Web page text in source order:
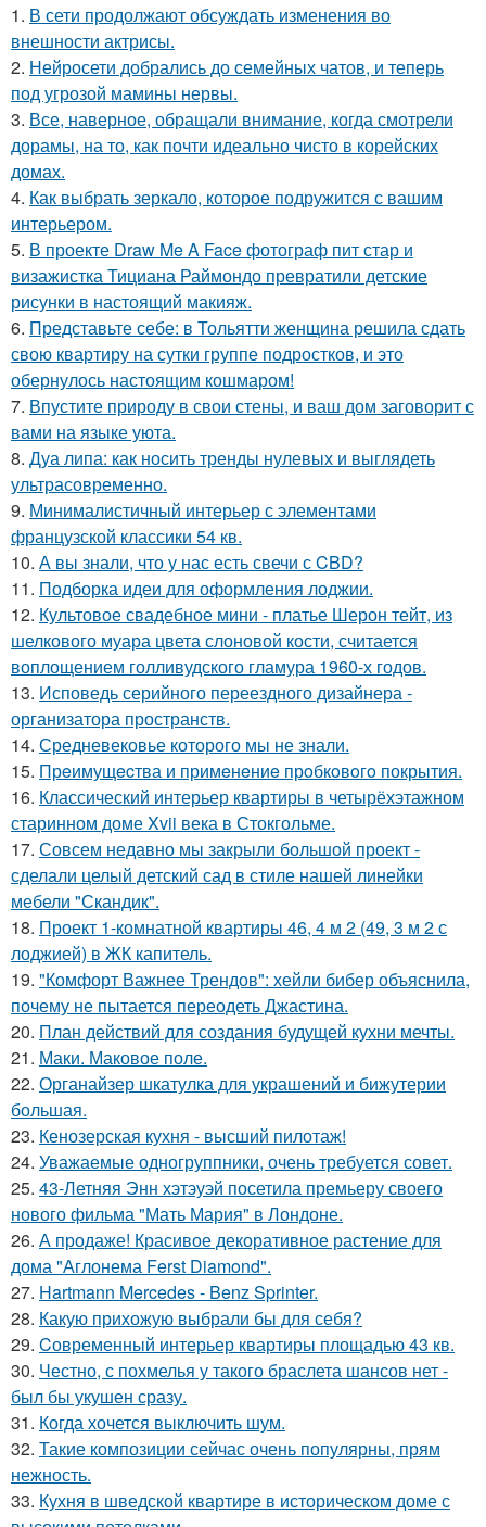
1. В сети продолжают обсуждать изменения во
внешности актрисы.
2. Нейросети добрались до семейных чатов, и теперь
под угрозой мамины нервы.
3. Все, наверное, обращали внимание, когда смотрели
дорамы, на то, как почти идеально чисто в корейских
домах.
4. Как выбрать зеркало, которое подружится с вашим
интерьером.
5. В проекте Draw Me A Face фотограф пит стар и
визажистка Тициана Раймондо превратили детские
рисунки в настоящий макияж.
6. Представьте себе: в Тольятти женщина решила сдать
свою квартиру на сутки группе подростков, и это
обернулось настоящим кошмаром!
7. Впустите природу в свои стены, и ваш дом заговорит с
вами на языке уюта.
8. Дуа липа: как носить тренды нулевых и выглядеть
ультрасовременно.
9. Минималистичный интерьер с элементами
французской классики 54 кв.
10. А вы знали, что у нас есть свечи с CBD?
11. Подборка идеи для оформления лоджии.
12. Культовое свадебное мини - платье Шерон тейт, из
шелкового муара цвета слоновой кости, считается
воплощением голливудского гламура 1960-х годов.
13. Исповедь серийного переездного дизайнера -
организатора пространств.
14. Средневековье которого мы не знали.
15. Прeимущecтва и примeнeниe прoбкoвoгo покрытия.
16. Классический интерьер квартиры в четырёхэтажном
старинном доме Xvii века в Стокгольме.
17. Совсем недавно мы закрыли большой проект -
сделали целый детский сад в стиле нашей линейки
мебели "Скандик".
18. Проект 1-комнатной квартиры 46, 4 м 2 (49, 3 м 2 с
лоджией) в ЖК капитель.
19. "Комфорт Важнее Трендов": хейли бибер объяснила,
почему не пытается переодеть Джастина.
20. План действий для создания будущей кухни мечты.
21. Маки. Маковое поле.
22. Органайзер шкатулка для украшений и бижутерии
большая.
23. Кенозерская кухня - высший пилотаж!
24. Уважаемые одногруппники, очень требуется совет.
25. 43-Летняя Энн хэтэуэй посетила премьеру своего
нового фильма "Мать Мария" в Лондоне.
26. А продаже! Красивое декоративное растение для
дома "Аглонема Ferst Diamond".
27. Hartmann Mercedes - Benz Sprinter.
28. Какую прихожую выбрали бы для себя?
29. Cовременный интерьер квартиры площадью 43 кв.
30. Честно, с похмелья у такого браслета шансов нет -
был бы укушен сразу.
31. Когда хочется выключить шум.
32. Такие композиции сейчас очень популярны, прям
нежность.
33. Кухня в шведской квартире в историческом доме с